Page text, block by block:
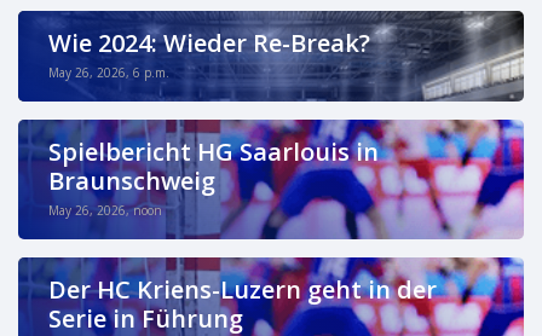
Wie 2024: Wieder Re-Break?
May 26, 2026, 6 p.m.
Spielbericht HG Saarlouis in
Braunschweig
May 26, 2026, noon
Der HC Kriens-Luzern geht in der
Serie in Führung